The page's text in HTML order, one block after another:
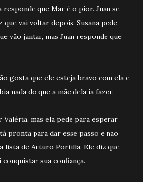
responde que Mar é o pior. Juan se
que vai voltar depois. Susana pede
vão jantar, mas Juan responde que
gosta que ele esteja bravo com ela e
nada do que a mãe dela ia fazer.
mas ela pede para esperar
pronta para dar esse passo e não
lista de Arturo Portilla. Ele diz que
conquistar sua confiança.